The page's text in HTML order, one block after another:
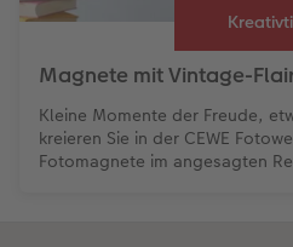
Magnete mit Vintage-
Kleine Momente der Freude,
kreieren Sie in der CEWE
Fotomagnete im angesagten